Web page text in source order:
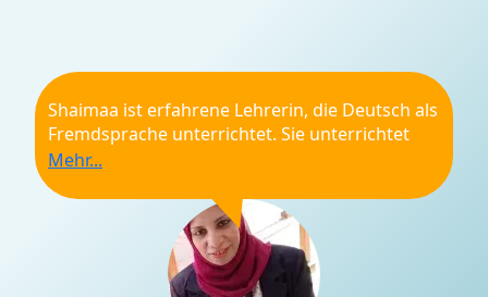
Shaimaa ist erfahrene Lehrerin, die Deutsch als
Fremdsprache unterrichtet. Sie unterrichtet
bereits seit mehreren Jahren und arbeitet als
Dozentin an einer Universität in Ägypten. Auch
dort unterrichtet sie Deutsch, sowie
Germanistik. Sie kann dir dabei helfen, deine
Deutschkenntnisse zu verbessern. Starte jetzt
deine Deutschlektionen mit Shaimaa!